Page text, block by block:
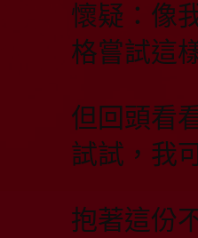
懷疑：像
格嘗試這
但回頭看
試試，我
抱著這份